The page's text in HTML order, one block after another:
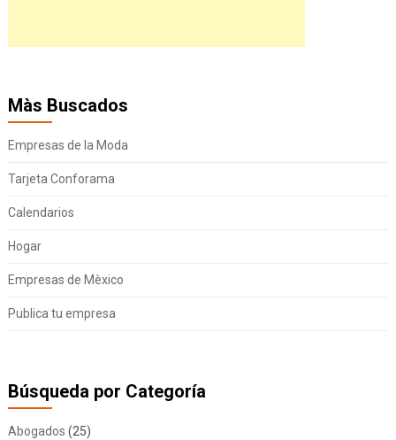
Màs Buscados
Empresas de la Moda
Tarjeta Conforama
Calendarios
Hogar
Empresas de Mèxico
Publica tu empresa
Búsqueda por Categoría
Abogados (25)